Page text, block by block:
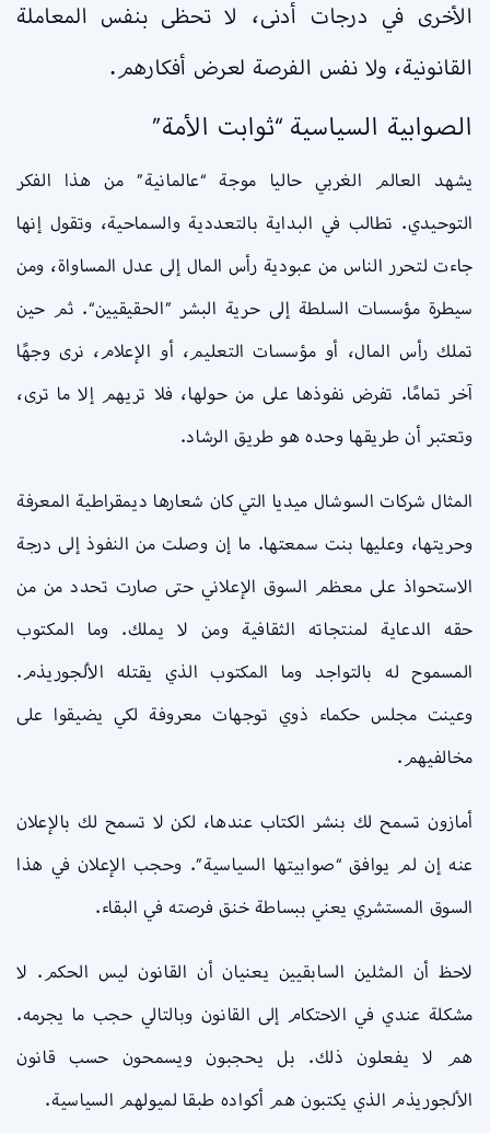
الأخرى في درجات أدنى، لا تحظى بنفس المعاملة
القانونية، ولا نفس الفرصة لعرض أفكارهم.
الصوابية السياسية “ثوابت الأمة”
يشهد العالم الغربي حاليا موجة “عالمانية” من هذا الفكر
التوحيدي. تطالب في البداية بالتعددية والسماحية، وتقول إنها
جاءت لتحرر الناس من عبودية رأس المال إلى عدل المساواة، ومن
سيطرة مؤسسات السلطة إلى حرية البشر ”الحقيقيين“. ثم حين
تملك رأس المال، أو مؤسسات التعليم، أو الإعلام، نرى وجهًا
آخر تمامًا. تفرض نفوذها على من حولها، فلا تريهم إلا ما ترى،
وتعتبر أن طريقها وحده هو طريق الرشاد.
المثال شركات السوشال ميديا التي كان شعارها ديمقراطية المعرفة
وحريتها، وعليها بنت سمعتها. ما إن وصلت من النفوذ إلى درجة
الاستحواذ على معظم السوق الإعلاني حتى صارت تحدد من من
حقه الدعاية لمنتجاته الثقافية ومن لا يملك. وما المكتوب
المسموح له بالتواجد وما المكتوب الذي يقتله الألجوريذم.
وعينت مجلس حكماء ذوي توجهات معروفة لكي يضيقوا على
مخالفيهم.
أمازون تسمح لك بنشر الكتاب عندها، لكن لا تسمح لك بالإعلان
عنه إن لم يوافق “صوابيتها السياسية”. وحجب الإعلان في هذا
السوق المستشري يعني ببساطة خنق فرصته في البقاء.
لاحظ أن المثلين السابقيين يعنيان أن القانون ليس الحكم. لا
مشكلة عندي في الاحتكام إلى القانون وبالتالي حجب ما يجرمه.
هم لا يفعلون ذلك. بل يحجبون ويسمحون حسب قانون
الألجوريذم الذي يكتبون هم أكواده طبقا لميولهم السياسية.